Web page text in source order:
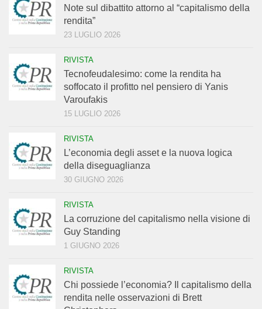
Note sul dibattito attorno al “capitalismo della
rendita”
23 LUGLIO 2026
RIVISTA
Tecnofeudalesimo: come la rendita ha
soffocato il profitto nel pensiero di Yanis
Varoufakis
15 LUGLIO 2026
RIVISTA
L’economia degli asset e la nuova logica
della diseguaglianza
30 GIUGNO 2026
RIVISTA
La corruzione del capitalismo nella visione di
Guy Standing
1 GIUGNO 2026
RIVISTA
Chi possiede l’economia? Il capitalismo della
rendita nelle osservazioni di Brett